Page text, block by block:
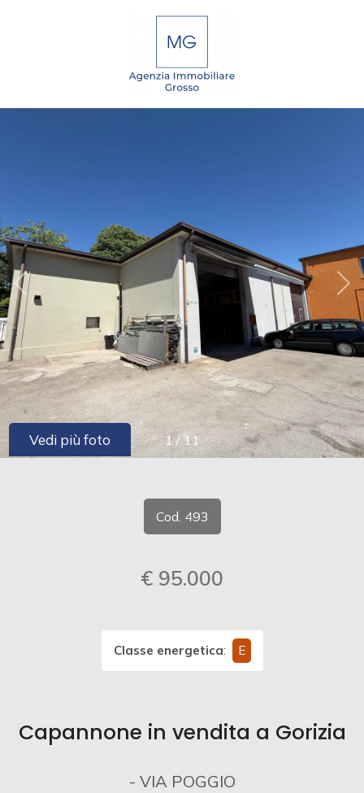
1 / 11
Vedi più foto
Cod. 493
€ 95.000
Classe energetica: E
Capannone in vendita a Gorizia
- VIA POGGIO
SL
SIAMO
SERVIZI
CONTATTI
Affitto
Scegli
dove
cercare
Provincia
Comune
Residenziali